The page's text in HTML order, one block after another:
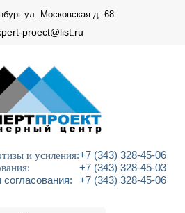
ул. Московская д. 68
proect@list.ru
и усиления:+7 (343) 328-45-06
+7 (343) 328-45-03
+7 (343) 328-45-06